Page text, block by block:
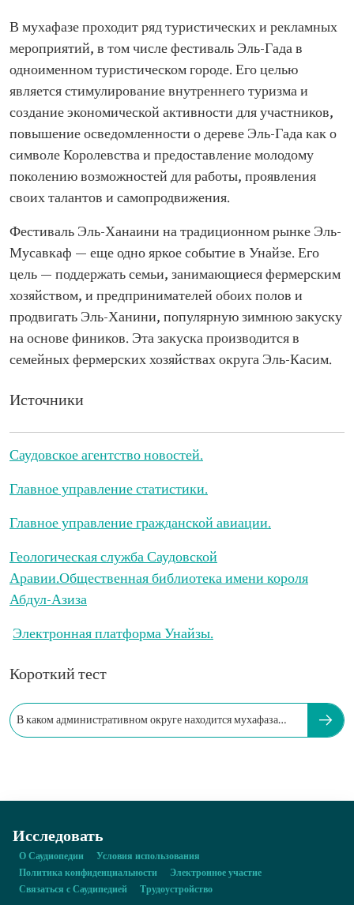
В мухафазе проходит ряд туристических и рекламных
мероприятий, в том числе фестиваль Эль-Гада в
одноименном туристическом городе. Его целью
является стимулирование внутреннего туризма и
создание экономической активности для участников,
повышение осведомленности о дереве Эль-Гада как о
символе Королевства и предоставление молодому
поколению возможностей для работы, проявления
своих талантов и самопродвижения.
Фестиваль Эль-Ханаини на традиционном рынке Эль-
Мусавкаф — еще одно яркое событие в Унайзе. Его
цель — поддержать семьи, занимающиеся фермерским
хозяйством, и предпринимателей обоих полов и
продвигать Эль-Ханини, популярную зимнюю закуску
на основе фиников. Эта закуска производится в
семейных фермерских хозяйствах округа Эль-Касим.
Источники
Саудовское агентство новостей.
Главное управление статистики.
Главное управление гражданской авиации.
Геологическая служба Саудовской
Аравии.Общественная библиотека имени короля
Абдул-Азиза
Электронная платформа Унайзы.
Короткий тест
В каком административном округе находится мухафаза
Исследовать
О Саудиопедии
Условия использования
Политика конфиденциальности
Электронное участие
Связаться с Саудипедией
Трудоустройство